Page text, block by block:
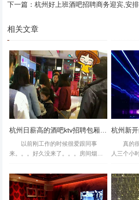
环境很好，第一次用美团，送了6瓶
团不符，就这一点，其他都还好。杭
也好，K歌首选，好评！很好一直来
爱！
下一篇： 杭州好上班酒吧招聘商务迎宾,安
相关文章
杭州日薪高的酒吧ktv招聘包厢陪唱,跟领队还是直招
以前刚工作的时候很爱跟同事
来。。。好久没来了。。。房间烟味
门就自动打开厕所盖了。。点歌。。
可以微信点。。但现在点歌都是评分
的那种。。字幕出现的很怪。。唱...
真的很
人三个小
星是希望
间！很好
一般。本